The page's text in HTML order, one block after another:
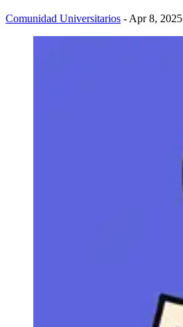
Comunidad Universitarios - Apr 8, 2025